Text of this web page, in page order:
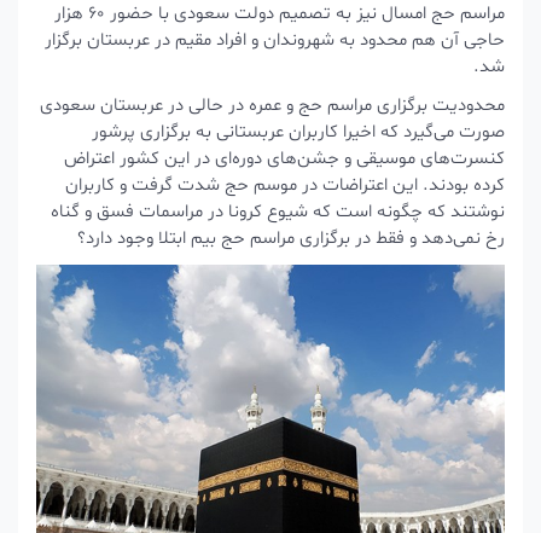
مراسم حج امسال نیز به تصمیم دولت سعودی با حضور ۶۰ هزار
حاجی آن هم محدود به شهروندان و افراد مقیم در عربستان برگزار
شد.
محدودیت برگزاری مراسم حج و عمره در حالی در عربستان سعودی
صورت می‌گیرد که اخیرا کاربران عربستانی به برگزاری پرشور
کنسرت‌های موسیقی و جشن‌های دوره‌ای در این کشور اعتراض
کرده بودند. این اعتراضات در موسم حج شدت گرفت و کاربران
نوشتند که چگونه است که شیوع کرونا در مراسمات فسق و گناه
رخ نمی‌دهد و فقط در برگزاری مراسم حج بیم ابتلا وجود دارد؟